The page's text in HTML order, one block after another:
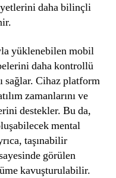
daha bilinçli
yüklenebilen mobil
daha kontrollü
sağlar. Cihaz platform
zamanlarını ve
destekler. Bu da,
mental
taşınabilir
görülen
kavuşturulabilir.